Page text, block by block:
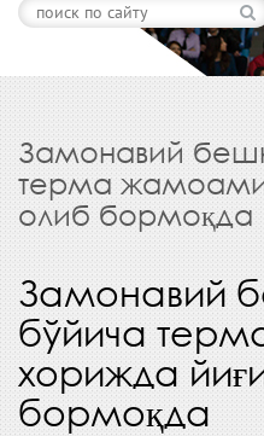
Замонавий
терма
олиб бормоқда
Замонавий
бўйича
хорижда
бормоқда